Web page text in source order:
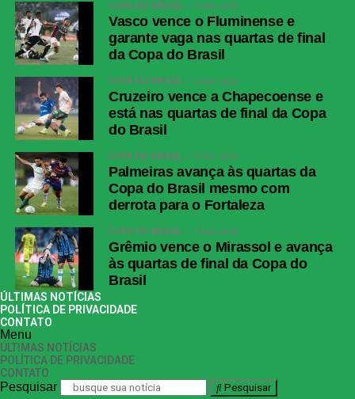
COPA DO BRASIL 3 dias atrás
Vasco vence o Fluminense e
garante vaga nas quartas de final
da Copa do Brasil
COPA DO BRASIL 3 dias atrás
Cruzeiro vence a Chapecoense e
está nas quartas de final da Copa
do Brasil
COPA DO BRASIL 3 dias atrás
Palmeiras avança às quartas da
Copa do Brasil mesmo com
derrota para o Fortaleza
COPA DO BRASIL 3 dias atrás
Grêmio vence o Mirassol e avança
às quartas de final da Copa do
Brasil
ÚLTIMAS NOTÍCIAS
POLÍTICA DE PRIVACIDADE
CONTATO
Menu
ÚLTIMAS NOTÍCIAS
POLÍTICA DE PRIVACIDADE
CONTATO
Pesquisar Pesquisar